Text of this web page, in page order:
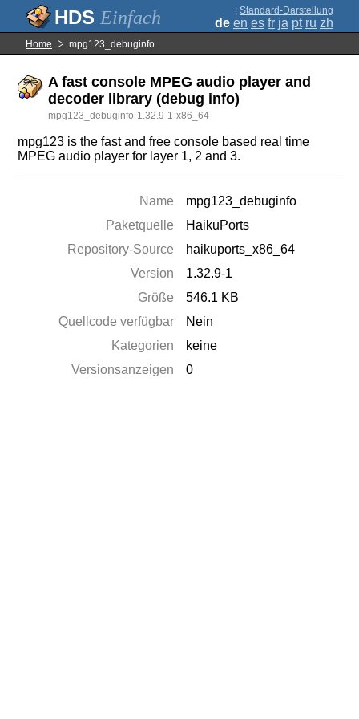
Einfach ; Standard-Darstellung
de en es fr ja pt ru zh
Home mpg123_debuginfo
A fast console MPEG audio player and
decoder library (debug info)
mpg123_debuginfo-1.32.9-1-x86_64
mpg123 is the fast and free console based real time
MPEG audio player for layer 1, 2 and 3.
Name
mpg123_debuginfo
Paketquelle
HaikuPorts
Repository-Source
haikuports_x86_64
Version
1.32.9-1
Größe
546.1 KB
Quellcode verfügbar
Nein
Kategorien
keine
Versionsanzeigen
0